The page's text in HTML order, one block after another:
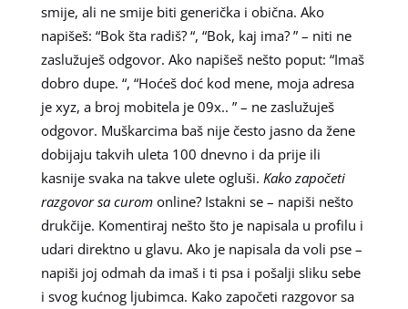
smije, ali ne smije biti generička i obična. Ako
napišeš: “Bok šta radiš? “, “Bok, kaj ima? ” – niti ne
zaslužuješ odgovor. Ako napišeš nešto poput: “Imaš
dobro dupe. “, “Hoćeš doć kod mene, moja adresa
je xyz, a broj mobitela je 09x.. ” – ne zaslužuješ
odgovor. Muškarcima baš nije često jasno da žene
dobijaju takvih uleta 100 dnevno i da prije ili
kasnije svaka na takve ulete ogluši. Kako započeti
razgovor sa curomonline? Istakni se – napiši nešto
drukčije. Komentiraj nešto što je napisala u profilu i
udari direktno u glavu. Ako je napisala da voli pse –
napiši joj odmah da imaš i ti psa i pošalji sliku sebe
i svog kućnog ljubimca. Kako započeti razgovor sa